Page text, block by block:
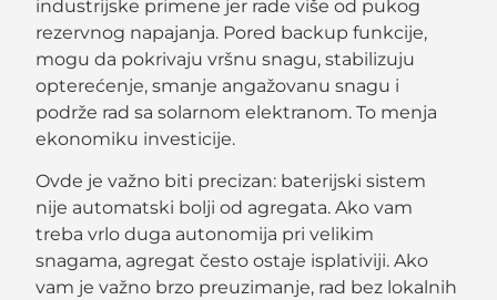
industrijske primene jer rade više od pukog
rezervnog napajanja. Pored backup funkcije,
mogu da pokrivaju vršnu snagu, stabilizuju
opterećenje, smanje angažovanu snagu i
podrže rad sa solarnom elektranom. To menja
ekonomiku investicije.
Ovde je važno biti precizan: baterijski sistem
nije automatski bolji od agregata. Ako vam
treba vrlo duga autonomija pri velikim
snagama, agregat često ostaje isplativiji. Ako
vam je važno brzo preuzimanje, rad bez lokalnih